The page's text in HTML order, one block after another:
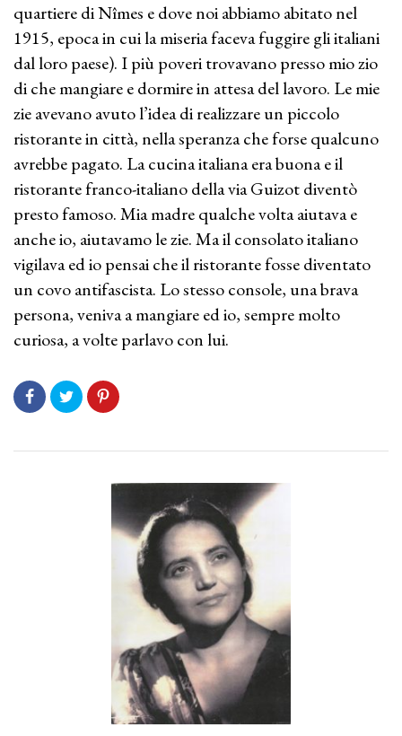
quartiere di Nîmes e dove noi abbiamo abitato nel
1915, epoca in cui la miseria faceva fuggire gli italiani
dal loro paese). I più poveri trovavano presso mio zio
di che mangiare e dormire in attesa del lavoro. Le mie
zie avevano avuto l’idea di realizzare un piccolo
ristorante in città, nella speranza che forse qualcuno
avrebbe pagato. La cucina italiana era buona e il
ristorante franco-italiano della via Guizot diventò
presto famoso. Mia madre qualche volta aiutava e
anche io, aiutavamo le zie. Ma il consolato italiano
vigilava ed io pensai che il ristorante fosse diventato
un covo antifascista. Lo stesso console, una brava
persona, veniva a mangiare ed io, sempre molto
curiosa, a volte parlavo con lui.